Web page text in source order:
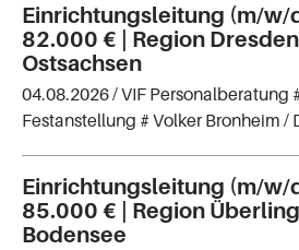
Einrichtungsleitung (m/w/
82.000 € | Region
Ostsachsen
04.08.2026 /VIF Personalberatung
Festanstellung # Volker Bronheim /
Einrichtungsleitung (m/w/
85.000 € | Region
Bodensee